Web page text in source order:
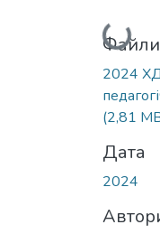
Файли
2024
(2,81
Дата
2024